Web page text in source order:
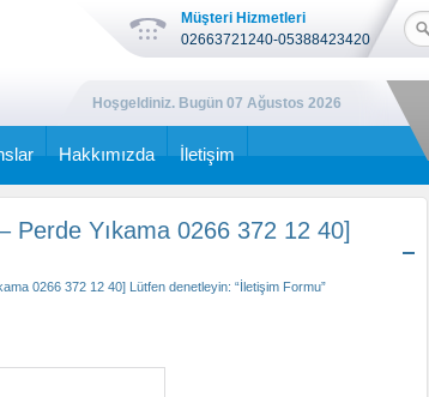
Müşteri Hizmetleri
02663721240-05388423420
Hoşgeldiniz. Bugün 07 Ağustos 2026
Hakkımızda İletişim
Perde Yıkama 0266 372 12 40]
0266 372 12 40] Lütfen denetleyin: “İletişim Formu”